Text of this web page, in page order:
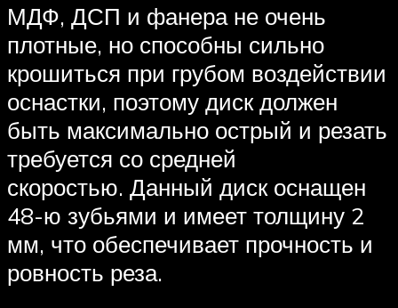
МДФ, ДСП и фанера не очень
плотные, но способны сильно
крошиться при грубом воздействии
оснастки, поэтому диск должен
быть максимально острый и резать
требуется со средней
скоростью. Данный диск оснащен
48-ю зубьями и имеет толщину 2
мм, что обеспечивает прочность и
ровность реза.